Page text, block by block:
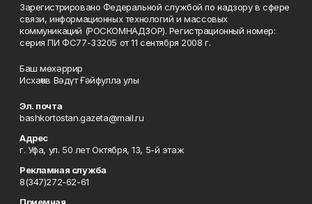
Зарегистрировано Федеральной службой по надзору в сфере
связи, информационных технологий и массовых
коммуникаций (РОСКОМНАДЗОР). Регистрационный номер:
серия ПИ ФС77-33205 от 11 сентября 2008 г.
Баш мөхәррир
Исхаҡов Вәдүт Ғәйфулла улы
Эл. почта
bashkortostan.gazeta@mail.ru
Адрес
г. Уфа, ул. 50 лет Октября, 13, 5-й этаж
Рекламная служба
8(347)272-62-61